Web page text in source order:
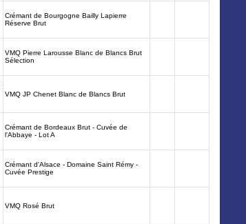
Crémant de Bourgogne Bailly Lapierre
Réserve Brut
VMQ Pierre Larousse Blanc de Blancs Brut
Sélection
VMQ JP Chenet Blanc de Blancs Brut
Crémant de Bordeaux Brut - Cuvée de
l'Abbaye - Lot A
Crémant d'Alsace - Domaine Saint Rémy -
Cuvée Prestige
VMQ Rosé Brut